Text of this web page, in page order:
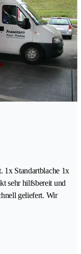
1x Standartblache 1x
sehr hilfsbereit und
geliefert. Wir